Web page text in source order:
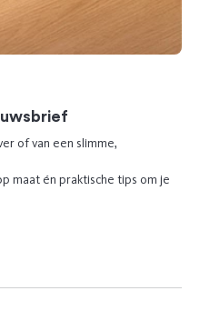
of van een slimme,
maat én praktische tips om je